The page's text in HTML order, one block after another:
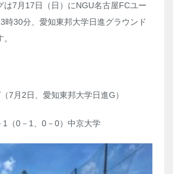
7月17日（日）にNGU名古屋FCユー
時30分、愛知東邦大学日進グラウンド
7月2日、愛知東邦大学日進G）
（0－1、0－0）中京大学